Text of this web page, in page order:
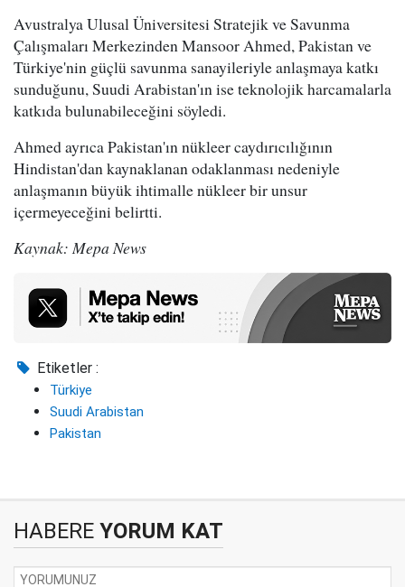
Avustralya Ulusal Üniversitesi Stratejik ve Savunma
Çalışmaları Merkezinden Mansoor Ahmed, Pakistan ve
Türkiye'nin güçlü savunma sanayileriyle anlaşmaya katkı
sunduğunu, Suudi Arabistan'ın ise teknolojik harcamalarla
katkıda bulunabileceğini söyledi.
Ahmed ayrıca Pakistan'ın nükleer caydırıcılığının
Hindistan'dan kaynaklanan odaklanması nedeniyle
anlaşmanın büyük ihtimalle nükleer bir unsur
içermeyeceğini belirtti.
Kaynak: Mepa News
Etiketler :
Türkiye
Suudi Arabistan
Pakistan
HABERE YORUM KAT